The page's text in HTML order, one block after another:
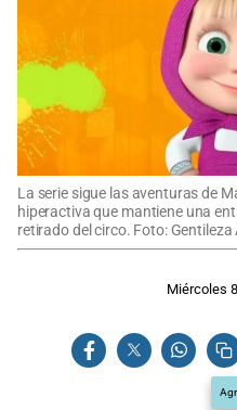
La serie sigue las aventuras de
hiperactiva que mantiene una
retirado del circo. Foto: Gentileza
Miércoles